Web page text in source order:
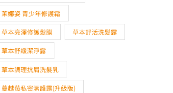
茉娜姿 青少年修護霜
草本亮澤修護髮膜 草本舒活洗髮露
草本舒緩潔淨露
草本調理抗屑洗髮乳
蔓越莓私密潔護露(升級版)